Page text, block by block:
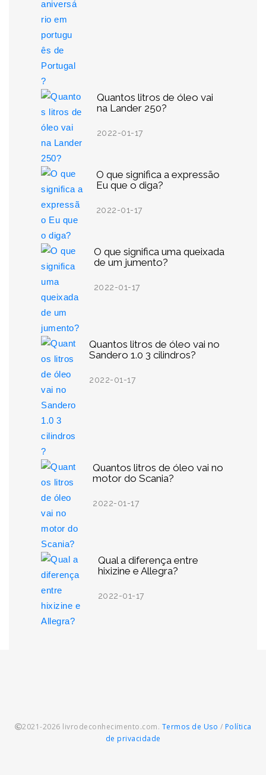
Quantos litros de óleo vai
na Lander 250?
2022-01-17
O que significa a expressão
Eu que o diga?
2022-01-17
O que significa uma queixada
de um jumento?
2022-01-17
Quantos litros de óleo vai no
Sandero 1.0 3 cilindros?
2022-01-17
Quantos litros de óleo vai no
motor do Scania?
2022-01-17
Qual a diferença entre
hixizine e Allegra?
2022-01-17
2021-2026 livrodeconhecimento.com. Termos de Uso / Política
de privacidade